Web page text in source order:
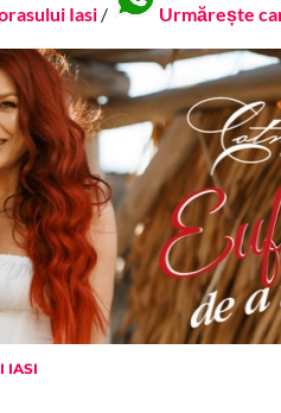
Iasi / Urmărește
IASI